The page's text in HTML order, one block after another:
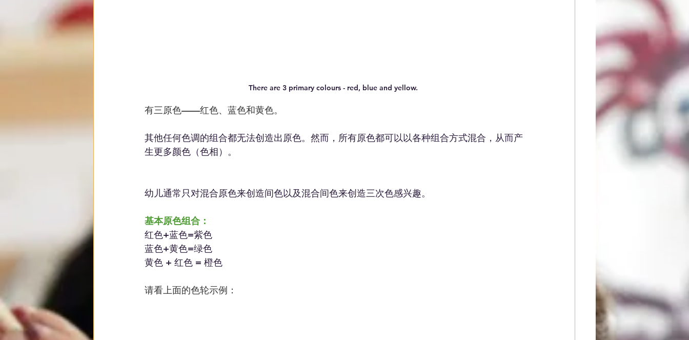
There are 3 primary colours - red, blue and yellow.
有三原色——红色、蓝色和黄色。
其他任何色调的组合都无法创造出原色。然而，所有原色都可以以各种组合方式混合，从而产
生更多颜色（色相）。
幼儿通常只对混合原色来创造间色以及混合间色来创造三次色感兴趣。
基本原色组合：
红色+蓝色=紫色
蓝色+黄色=绿色
黄色 + 红色 = 橙色
请看上面的色轮示例：